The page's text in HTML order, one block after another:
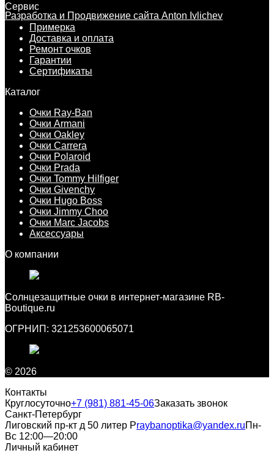
Разработка и Продвижение сайта Anton Ivlichev
Сервис
Примерка
Доставка и оплата
Ремонт очков
Гарантии
Сертификаты
Каталог
Очки Ray-Ban
Очки Armani
Очки Oakley
Очки Carrera
Очки Polaroid
Очки Prada
Очки Tommy Hilfiger
Очки Givenchy
Очки Hugo Boss
Очки Jimmy Choo
Очки Marc Jacobs
Аксессуары
О компании
Cолнцезащитные очки в интернет-магазине RB-
Boutique.ru
ОГРНИП: 321253600065071
© 2026
Контакты
Круглосуточно+7 (981) 881-45-06Заказать звонок
Санкт-Петербург
Лиговский пр-кт д 50 литер Рraybanoptika@yandex.ruПн-
Вс 12:00—20:00
Личный кабинет